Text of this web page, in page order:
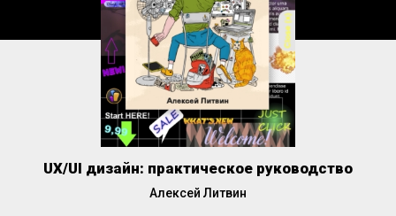
UX/UI дизайн: практическое руководство
Алексей Литвин